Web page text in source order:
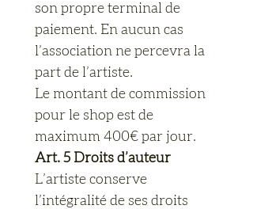
son propre terminal de
paiement. En aucun cas
l’association ne percevra la
part de l’artiste.
Le montant de commission
pour le shop est de
maximum 400€ par jour.
Art. 5 Droits d’auteur
L’artiste conserve
l’intégralité de ses droits